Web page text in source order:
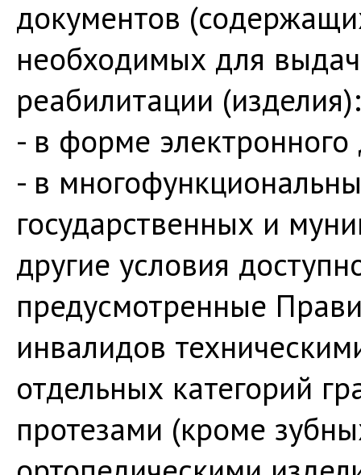
документов
необходимых для
реабилитации (изделия):
- в форме
- в
государственных и
другие условия
предусмотренные
инвалидов
отдельных категорий
протезами (кроме